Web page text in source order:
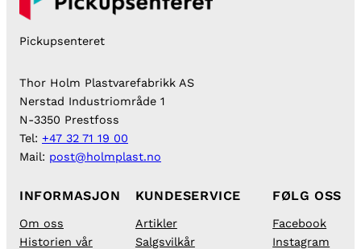
Pickupsenteret
Thor Holm Plastvarefabrikk AS
Nerstad Industriområde 1
N-3350 Prestfoss
Tel: +47 32 71 19 00
Mail: post@holmplast.no
INFORMASJON
Om oss
Historien vår
KUNDESERVICE
Artikler
Salgsvilkår
FØLG OSS
Facebook
Instagram